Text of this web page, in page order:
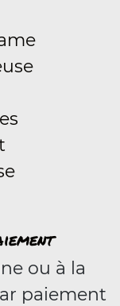
ou à la
paiement